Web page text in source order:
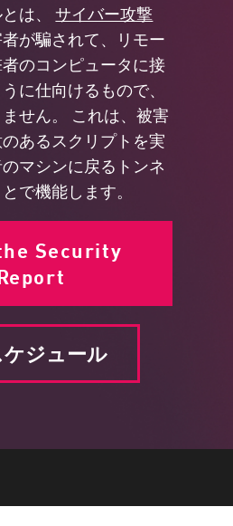
とは、サイバー攻撃
が騙されて、リモー
のコンピュータに接
に仕向けるもので、
せん。 これは、被害
あるスクリプトを実
マシンに戻るトンネ
で機能します。
Security
ジュール